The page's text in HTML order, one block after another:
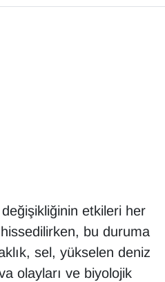
etkileri her
bu duruma
sel, yükselen deniz
olayları ve biyolojik